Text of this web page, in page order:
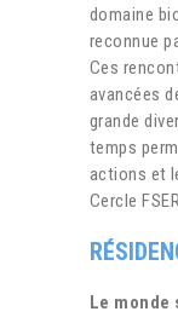
domaine
reconnue
Ces
avancées
grande
temps
actions et
Cercle
Le monde